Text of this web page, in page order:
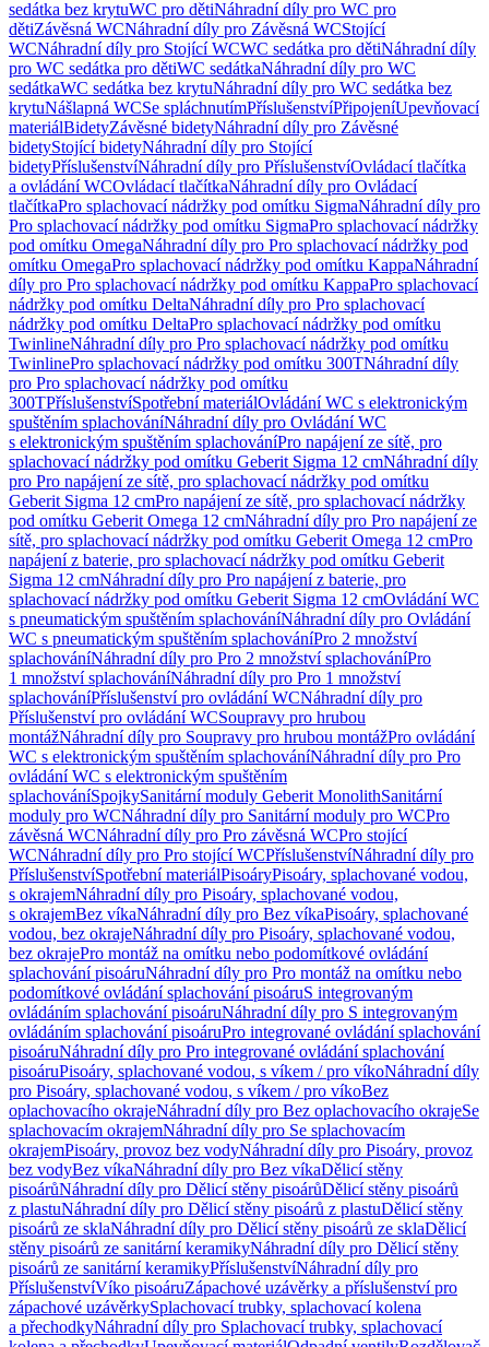
sedátka bez krytuWC pro dětiNáhradní díly pro WC pro
dětiZávěsná WCNáhradní díly pro Závěsná WCStojící
WCNáhradní díly pro Stojící WCWC sedátka pro dětiNáhradní díly
pro WC sedátka pro dětiWC sedátkaNáhradní díly pro WC
sedátkaWC sedátka bez krytuNáhradní díly pro WC sedátka bez
krytuNášlapná WCSe spláchnutímPříslušenstvíPřipojeníUpevňovací
materiálBidetyZávěsné bidetyNáhradní díly pro Závěsné
bidetyStojící bidetyNáhradní díly pro Stojící
bidetyPříslušenstvíNáhradní díly pro PříslušenstvíOvládací tlačítka
a ovládání WCOvládací tlačítkaNáhradní díly pro Ovládací
tlačítkaPro splachovací nádržky pod omítku SigmaNáhradní díly pro
Pro splachovací nádržky pod omítku SigmaPro splachovací nádržky
pod omítku OmegaNáhradní díly pro Pro splachovací nádržky pod
omítku OmegaPro splachovací nádržky pod omítku KappaNáhradní
díly pro Pro splachovací nádržky pod omítku KappaPro splachovací
nádržky pod omítku DeltaNáhradní díly pro Pro splachovací
nádržky pod omítku DeltaPro splachovací nádržky pod omítku
TwinlineNáhradní díly pro Pro splachovací nádržky pod omítku
TwinlinePro splachovací nádržky pod omítku 300TNáhradní díly
pro Pro splachovací nádržky pod omítku
300TPříslušenstvíSpotřební materiálOvládání WC s elektronickým
spuštěním splachováníNáhradní díly pro Ovládání WC
s elektronickým spuštěním splachováníPro napájení ze sítě, pro
splachovací nádržky pod omítku Geberit Sigma 12 cmNáhradní díly
pro Pro napájení ze sítě, pro splachovací nádržky pod omítku
Geberit Sigma 12 cmPro napájení ze sítě, pro splachovací nádržky
pod omítku Geberit Omega 12 cmNáhradní díly pro Pro napájení ze
sítě, pro splachovací nádržky pod omítku Geberit Omega 12 cmPro
napájení z baterie, pro splachovací nádržky pod omítku Geberit
Sigma 12 cmNáhradní díly pro Pro napájení z baterie, pro
splachovací nádržky pod omítku Geberit Sigma 12 cmOvládání WC
s pneumatickým spuštěním splachováníNáhradní díly pro Ovládání
WC s pneumatickým spuštěním splachováníPro 2 množství
splachováníNáhradní díly pro Pro 2 množství splachováníPro
1 množství splachováníNáhradní díly pro Pro 1 množství
splachováníPříslušenství pro ovládání WCNáhradní díly pro
Příslušenství pro ovládání WCSoupravy pro hrubou
montážNáhradní díly pro Soupravy pro hrubou montážPro ovládání
WC s elektronickým spuštěním splachováníNáhradní díly pro Pro
ovládání WC s elektronickým spuštěním
splachováníSpojkySanitární moduly Geberit MonolithSanitární
moduly pro WCNáhradní díly pro Sanitární moduly pro WCPro
závěsná WCNáhradní díly pro Pro závěsná WCPro stojící
WCNáhradní díly pro Pro stojící WCPříslušenstvíNáhradní díly pro
PříslušenstvíSpotřební materiálPisoáryPisoáry, splachované vodou,
s okrajemNáhradní díly pro Pisoáry, splachované vodou,
s okrajemBez víkaNáhradní díly pro Bez víkaPisoáry, splachované
vodou, bez okrajeNáhradní díly pro Pisoáry, splachované vodou,
bez okrajePro montáž na omítku nebo podomítkové ovládání
splachování pisoáruNáhradní díly pro Pro montáž na omítku nebo
podomítkové ovládání splachování pisoáruS integrovaným
ovládáním splachování pisoáruNáhradní díly pro S integrovaným
ovládáním splachování pisoáruPro integrované ovládání splachování
pisoáruNáhradní díly pro Pro integrované ovládání splachování
pisoáruPisoáry, splachované vodou, s víkem / pro víkoNáhradní díly
pro Pisoáry, splachované vodou, s víkem / pro víkoBez
oplachovacího okrajeNáhradní díly pro Bez oplachovacího okrajeSe
splachovacím okrajemNáhradní díly pro Se splachovacím
okrajemPisoáry, provoz bez vodyNáhradní díly pro Pisoáry, provoz
bez vodyBez víkaNáhradní díly pro Bez víkaDělicí stěny
pisoárůNáhradní díly pro Dělicí stěny pisoárůDělicí stěny pisoárů
z plastuNáhradní díly pro Dělicí stěny pisoárů z plastuDělicí stěny
pisoárů ze sklaNáhradní díly pro Dělicí stěny pisoárů ze sklaDělicí
stěny pisoárů ze sanitární keramikyNáhradní díly pro Dělicí stěny
pisoárů ze sanitární keramikyPříslušenstvíNáhradní díly pro
PříslušenstvíVíko pisoáruZápachové uzávěrky a příslušenství pro
zápachové uzávěrkySplachovací trubky, splachovací kolena
a přechodkyNáhradní díly pro Splachovací trubky, splachovací